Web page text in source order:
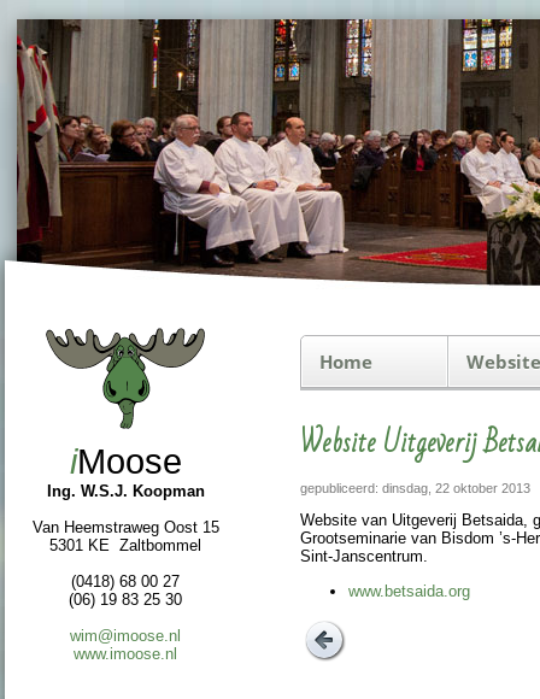
iMoose
Ing. W.S.J. Koopman
Van Heemstraweg Oost 15
5301 KE Zaltbommel
(0418) 68 00 27
(06) 19 83 25 30
wim@imoose.nl
www.imoose.nl
Home
Website Uitgeverij
gepubliceerd: dinsdag, 22 oktober 2013
Website van Uit­ge­ve­rij Betsaida,
Groot­semi­narie van Bisdom ’s-
Sint-Jans­cen­trum.
www.betsaida.org